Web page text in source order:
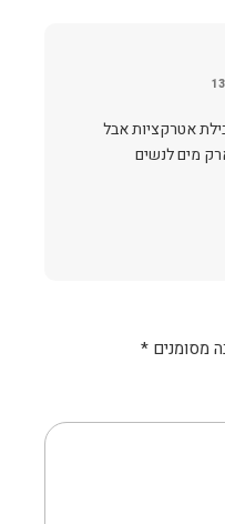
אטרקציות אבל
מים לנשים
מסומנים*